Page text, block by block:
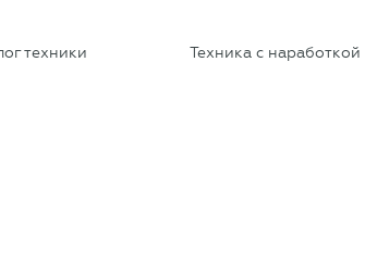
техники Техника с наработкой